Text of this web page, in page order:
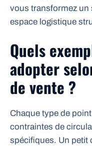
vous transformez un
espace logistique
Quels
adopter
de vente ?
Chaque type de
contraintes de
spécifiques. Un petit